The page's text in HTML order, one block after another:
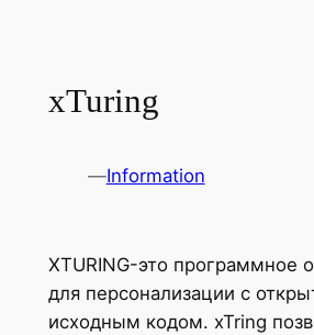
xTuring
—Information
XTURING-это программное
для персонализации с
исходным кодом. xTring